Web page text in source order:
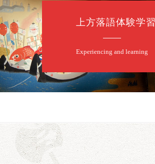
番」
眞／笑福亭仁福／幸助福助（漫才）／桂春若
上方落語体験学習
Experiencing and learning